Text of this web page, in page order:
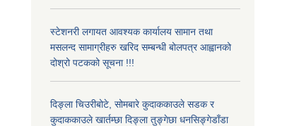
स्टेशनरी लगायत आवश्यक कार्यालय सामान तथा
मसलन्द सामाग्रीहरु खरिद सम्बन्धी बोलपत्र आह्वानको
दोश्रो पटकको सूचना !!!
दिङ्ला चिउरीबोटे, सोमबारे कुदाककाउले सडक र
कुदाककाउले खार्तम्छा दिङ्ला तुङ्गेछा धनसिङ्गेडाँडा